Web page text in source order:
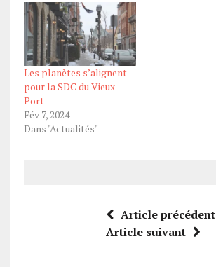
Les planètes s’alignent
pour la SDC du Vieux-
Port
Fév 7, 2024
Dans "Actualités"
Article précédent
Article suivant